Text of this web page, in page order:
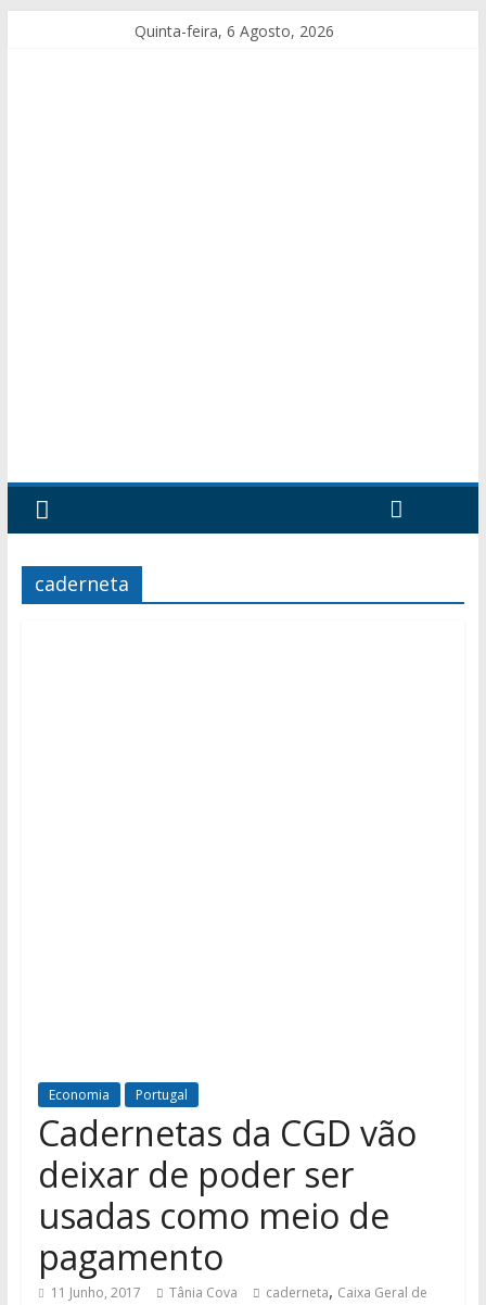
Quinta-feira, 6 Agosto, 2026
caderneta
Economia Portugal
Cadernetas da CGD vão
deixar de poder ser
usadas como meio de
pagamento
11 Junho, 2017 Tânia Cova caderneta, Caixa Geral de